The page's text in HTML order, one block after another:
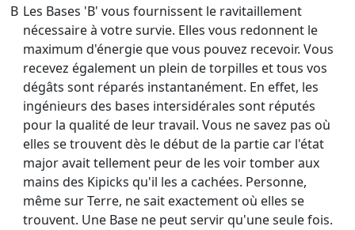
B Les Bases 'B' vous fournissent le ravitaillement
nécessaire à votre survie. Elles vous redonnent le
maximum d'énergie que vous pouvez recevoir. Vous
recevez également un plein de torpilles et tous vos
dégâts sont réparés instantanément. En effet, les
ingénieurs des bases intersidérales sont réputés
pour la qualité de leur travail. Vous ne savez pas où
elles se trouvent dès le début de la partie car l'état
major avait tellement peur de les voir tomber aux
mains des Kipicks qu'il les a cachées. Personne,
même sur Terre, ne sait exactement où elles se
trouvent. Une Base ne peut servir qu'une seule fois.